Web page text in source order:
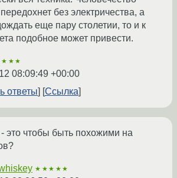
без электричества, а
еще пару столетии, то и к
подобное может привести.
★★★
08:09:49 +00:00
ответы
Ссылка
это чтобы быть похожими на
★★★★★